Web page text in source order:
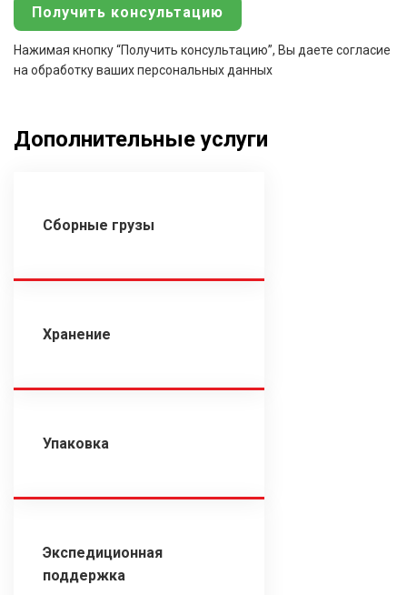
Нажимая кнопку “Получить консультацию”, Вы даете согласие
на обработку ваших персональных данных
Дополнительные услуги
Сборные грузы
Хранение
Упаковка
Экспедиционная
поддержка